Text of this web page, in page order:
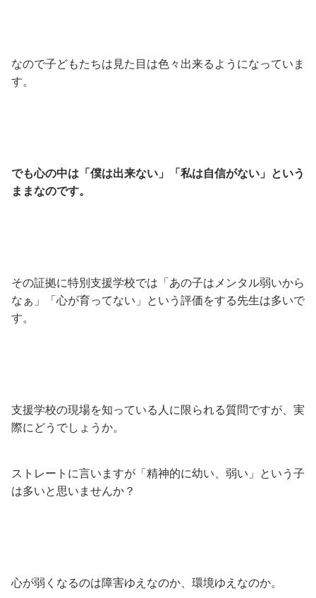
なので子どもたちは見た目は色々出来るようになっていま
す。
でも心の中は「僕は出来ない」「私は自信がない」という
ままなのです。
その証拠に特別支援学校では「あの子はメンタル弱いから
なぁ」「心が育ってない」という評価をする先生は多いで
す。
支援学校の現場を知っている人に限られる質問ですが、実
際にどうでしょうか。
ストレートに言いますが「精神的に幼い、弱い」という子
は多いと思いませんか？
心が弱くなるのは障害ゆえなのか、環境ゆえなのか。